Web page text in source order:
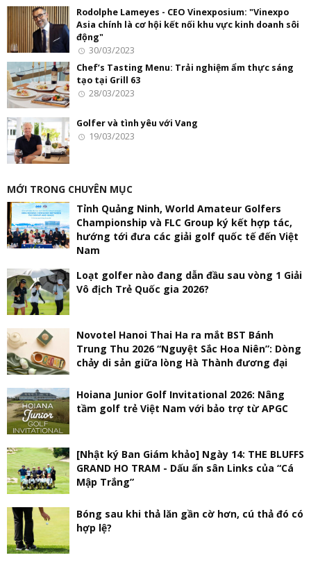
Rodolphe Lameyes - CEO Vinexposium: "Vinexpo
Asia chính là cơ hội kết nối khu vực kinh doanh sôi
động"
30/03/2023
Chef’s Tasting Menu: Trải nghiệm ẩm thực sáng
tạo tại Grill 63
28/03/2023
Golfer và tình yêu với Vang
19/03/2023
MỚI TRONG CHUYÊN MỤC
Tỉnh Quảng Ninh, World Amateur Golfers
Championship và FLC Group ký kết hợp tác,
hướng tới đưa các giải golf quốc tế đến Việt
Nam
Loạt golfer nào đang dẫn đầu sau vòng 1 Giải
Vô địch Trẻ Quốc gia 2026?
Novotel Hanoi Thai Ha ra mắt BST Bánh
Trung Thu 2026 “Nguyệt Sắc Hoa Niên”: Dòng
chảy di sản giữa lòng Hà Thành đương đại
Hoiana Junior Golf Invitational 2026: Nâng
tầm golf trẻ Việt Nam với bảo trợ từ APGC
[Nhật ký Ban Giám khảo] Ngày 14: THE BLUFFS
GRAND HO TRAM - Dấu ấn sân Links của “Cá
Mập Trắng”
Bóng sau khi thả lăn gần cờ hơn, cú thả đó có
hợp lệ?